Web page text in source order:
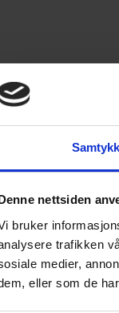
nettsiden
bruker
trafikken
medier,
eller som de